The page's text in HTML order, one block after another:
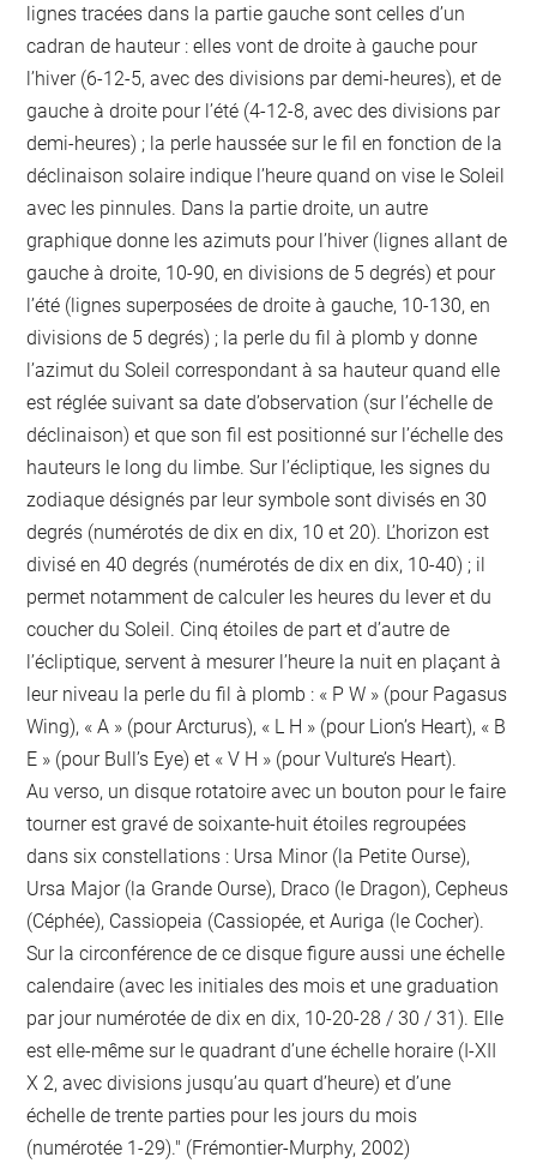
lignes tracées dans la partie gauche sont celles d’un
cadran de hauteur : elles vont de droite à gauche pour
l’hiver (6-12-5, avec des divisions par demi-heures), et de
gauche à droite pour l’été (4-12-8, avec des divisions par
demi-heures) ; la perle haussée sur le fil en fonction de la
déclinaison solaire indique l’heure quand on vise le Soleil
avec les pinnules. Dans la partie droite, un autre
graphique donne les azimuts pour l’hiver (lignes allant de
gauche à droite, 10-90, en divisions de 5 degrés) et pour
l’été (lignes superposées de droite à gauche, 10-130, en
divisions de 5 degrés) ; la perle du fil à plomb y donne
l’azimut du Soleil correspondant à sa hauteur quand elle
est réglée suivant sa date d’observation (sur l’échelle de
déclinaison) et que son fil est positionné sur l’échelle des
hauteurs le long du limbe. Sur l’écliptique, les signes du
zodiaque désignés par leur symbole sont divisés en 30
degrés (numérotés de dix en dix, 10 et 20). L’horizon est
divisé en 40 degrés (numérotés de dix en dix, 10-40) ; il
permet notamment de calculer les heures du lever et du
coucher du Soleil. Cinq étoiles de part et d’autre de
l’écliptique, servent à mesurer l’heure la nuit en plaçant à
leur niveau la perle du fil à plomb : « P W » (pour Pagasus
Wing), « A » (pour Arcturus), « L H » (pour Lion’s Heart), « B
E » (pour Bull’s Eye) et « V H » (pour Vulture’s Heart).
Au verso, un disque rotatoire avec un bouton pour le faire
tourner est gravé de soixante-huit étoiles regroupées
dans six constellations : Ursa Minor (la Petite Ourse),
Ursa Major (la Grande Ourse), Draco (le Dragon), Cepheus
(Céphée), Cassiopeia (Cassiopée, et Auriga (le Cocher).
Sur la circonférence de ce disque figure aussi une échelle
calendaire (avec les initiales des mois et une graduation
par jour numérotée de dix en dix, 10-20-28 / 30 / 31). Elle
est elle-même sur le quadrant d’une échelle horaire (I-XII
X 2, avec divisions jusqu’au quart d’heure) et d’une
échelle de trente parties pour les jours du mois
(numérotée 1-29)." (Frémontier-Murphy, 2002)